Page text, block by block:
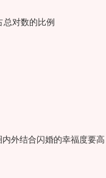
对数的比例
外结合闪婚的幸福度要高